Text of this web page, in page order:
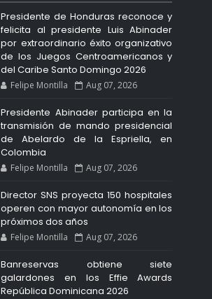
Presidente de Honduras reconoce y
felicita al presidente Luis Abinader
por extraordinario éxito organizativo
de los Juegos Centroamericanos y
del Caribe Santo Domingo 2026
Felipe Montilla Aug 07, 2026
Presidente Abinader participa en la
transmisión de mando presidencial
de Abelardo de la Espriella, en
Colombia
Felipe Montilla Aug 07, 2026
Director SNS proyecta 150 hospitales
operen con mayor autonomía en los
próximos dos años
Felipe Montilla Aug 07, 2026
Banreservas obtiene siete
galardones en los Effie Awards
República Dominicana 2026